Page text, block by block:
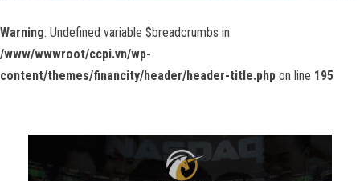
Warning: Undefined variable $breadcrumbs in
/www/wwwroot/ccpi.vn/wp-
content/themes/financity/header/header-title.php on line 195